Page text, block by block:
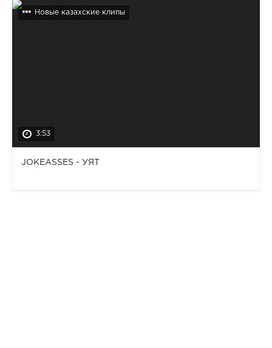
Новые казахские клипы
3:53
JOKEASSES - УЯТ